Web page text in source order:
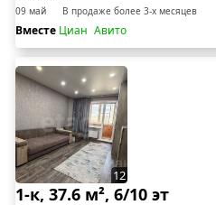
09 май В продаже более 3-х месяцев
Вместе Циан Авито
12
1-к, 37.6 м², 6/10 эт